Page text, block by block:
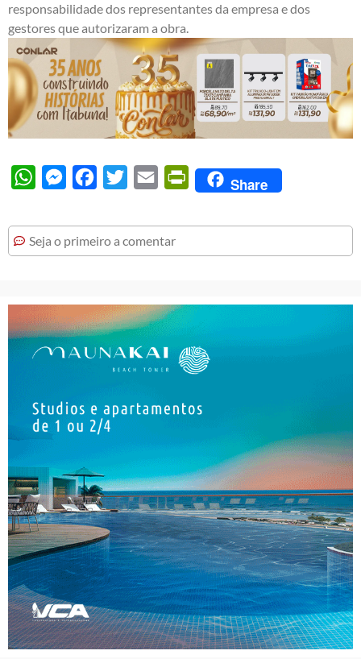
responsabilidade dos representantes da empresa e dos
gestores que autorizaram a obra.
WhatsAppMessengerFacebook
Twitter Email PrintFriendly
Share
Seja o primeiro a comentar